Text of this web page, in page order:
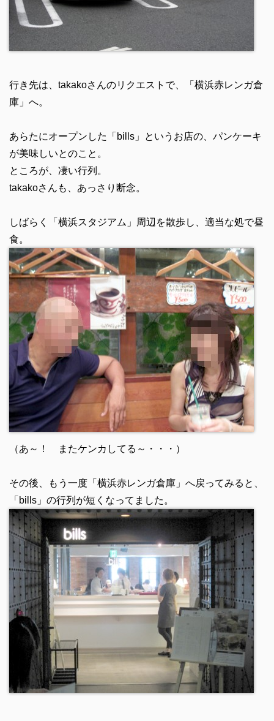
行き先は、takakoさんのリクエストで、「横浜赤レンガ倉
庫」へ。
あらたにオープンした「bills」というお店の、パンケーキ
が美味しいとのこと。
ところが、凄い行列。
takakoさんも、あっさり断念。
しばらく「横浜スタジアム」周辺を散歩し、適当な処で昼
食。
（あ～！ またケンカしてる～・・・）
その後、もう一度「横浜赤レンガ倉庫」へ戻ってみると、
「bills」の行列が短くなってました。